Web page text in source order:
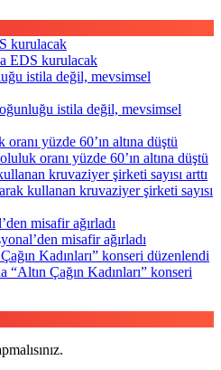
EDS kurulacak
istila değil, mevsimsel
oranı yüzde 60’ın altına düştü
kullanan kruvaziyer şirketi sayısı
misafir ağırladı
“Altın Çağın Kadınları” konseri